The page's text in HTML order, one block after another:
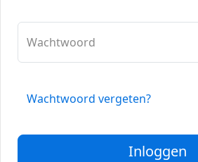
Wachtwoord
Wachtwoord vergeten?
Inloggen